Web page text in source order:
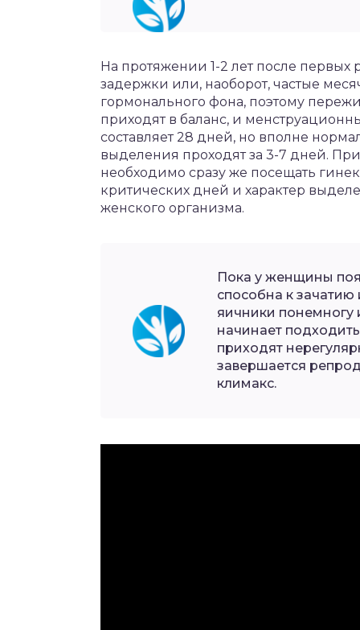
На протяжении 1-2 лет после первых
задержки или, наоборот, частые
гормонального фона, поэтому
приходят в баланс, и
составляет 28 дней, но вполне
выделения проходят за 3-7 дней.
необходимо сразу же посещать
критических дней и характер
женского организма.
Пока у женщины
способна к
яичники понемногу
начинает
приходят
завершается
климакс.